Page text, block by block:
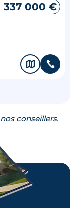
337 000 €
🗞 📞
conseillers.